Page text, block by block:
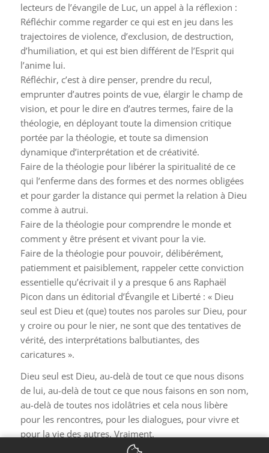
lecteurs de l’évangile de Luc, un appel à la réflexion :
Réfléchir comme regarder ce qui est en jeu dans les
trajectoires de violence, d’exclusion, de destruction,
d’humiliation, et qui est bien différent de l’Esprit qui
l’anime lui.
Réfléchir, c’est à dire penser, prendre du recul,
emprunter d’autres points de vue, élargir le champ de
vision, et pour le dire en d’autres termes, faire de la
théologie, en déployant toute la dimension critique
portée par la théologie, et toute sa dimension
dynamique d’interprétation et de créativité.
Faire de la théologie pour libérer la spiritualité de ce
qui l’enferme dans des formes et des normes obligées
et pour garder la distance qui permet la relation à Dieu
comme à autrui.
Faire de la théologie pour comprendre le monde et
comment y être présent et vivant pour la vie.
Faire de la théologie pour pouvoir, délibérément,
patiemment et paisiblement, rappeler cette conviction
essentielle qu’écrivait il y a presque 6 ans Raphaël
Picon dans un éditorial d’Évangile et Liberté : « Dieu
seul est Dieu et (que) toutes nos paroles sur Dieu, pour
y croire ou pour le nier, ne sont que des tentatives de
vérité, des interprétations balbutiantes, des
caricatures ».
Dieu seul est Dieu, au-delà de tout ce que nous disons
de lui, au-delà de tout ce que nous faisons en son nom,
au-delà de toutes nos idolâtries et cela nous libère
pour les rencontres, pour les dialogues, pour vivre et
pour la vie des autres. Vraiment.